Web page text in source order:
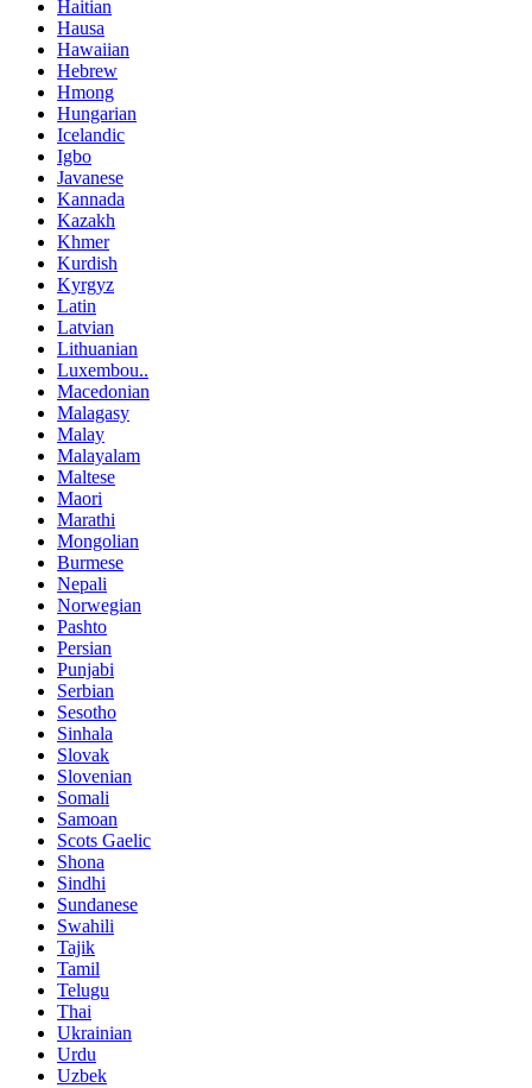
Haitian
Hausa
Hawaiian
Hebrew
Hmong
Hungarian
Icelandic
Igbo
Javanese
Kannada
Kazakh
Khmer
Kurdish
Kyrgyz
Latin
Latvian
Lithuanian
Luxembou..
Macedonian
Malagasy
Malay
Malayalam
Maltese
Maori
Marathi
Mongolian
Burmese
Nepali
Norwegian
Pashto
Persian
Punjabi
Serbian
Sesotho
Sinhala
Slovak
Slovenian
Somali
Samoan
Scots Gaelic
Shona
Sindhi
Sundanese
Swahili
Tajik
Tamil
Telugu
Thai
Ukrainian
Urdu
Uzbek